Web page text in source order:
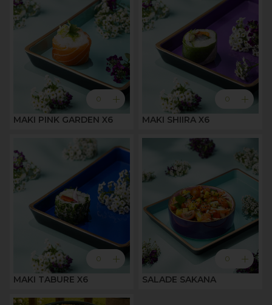
0 add
MAKI PINK GARDEN X6
0 add
MAKI SHIIRA X6
0 add
MAKI TABURE X6
0 add
SALADE SAKANA